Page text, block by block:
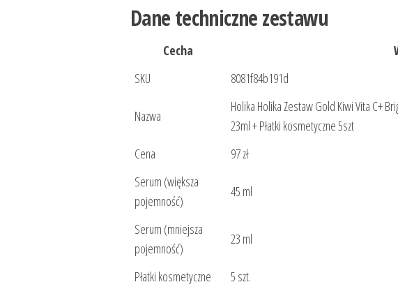
Dane techniczne zestawu
Cecha
SKU
8081f84b191d
Nazwa
Holika Holika Zestaw Gold Kiwi Vita C+
23ml + Płatki kosmetyczne 5szt
Cena
97 zł
Serum (większa
pojemność)
45 ml
Serum (mniejsza
pojemność)
23 ml
Płatki kosmetyczne 5 szt.